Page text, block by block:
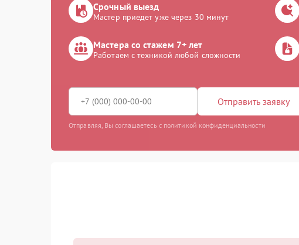
Срочный выезд
Мастер приедет уже через 30 минут
Мастера со стажем 7+ лет
Работаем с техникой любой сложности
Отправить заявку
Отправляя, Вы соглашаетесь с политикой конфиденциальности